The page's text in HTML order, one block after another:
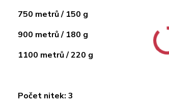
750 metrů / 150 g
900 metrů / 180 g
1100 metrů / 220 g
Počet nitek: 3